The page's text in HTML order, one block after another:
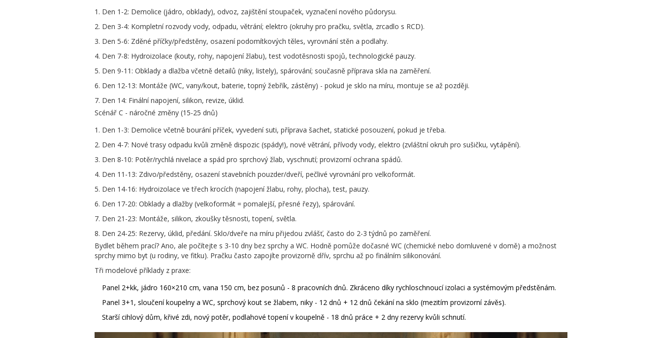
Den 1-2: Demolice (jádro, obklady), odvoz, zajištění stoupaček, vyznačení nového půdorysu.
Den 3-4: Kompletní rozvody vody, odpadu, větrání; elektro (okruhy pro pračku, světla, zrcadlo s RCD).
Den 5-6: Zděné příčky/předstěny, osazení podomítkových těles, vyrovnání stěn a podlahy.
Den 7-8: Hydroizolace (kouty, rohy, napojení žlabu), test vodotěsnosti spojů, technologické pauzy.
Den 9-11: Obklady a dlažba včetně detailů (niky, listely), spárování; současně příprava skla na zaměření.
Den 12-13: Montáže (WC, vany/kout, baterie, topný žebřík, zástěny) - pokud je sklo na míru, montuje se až později.
Den 14: Finální napojení, silikon, revize, úklid.
Scénář C - náročné změny (15-25 dnů)
Den 1-3: Demolice včetně bourání příček, vyvedení suti, příprava šachet, statické posouzení, pokud je třeba.
Den 4-7: Nové trasy odpadu kvůli změně dispozic (spády!), nové větrání, přívody vody, elektro (zvláštní okruh pro sušičku, vytápění).
Den 8-10: Potěr/rychlá nivelace a spád pro sprchový žlab, vyschnutí; provizorní ochrana spádů.
Den 11-13: Zdivo/předstěny, osazení stavebních pouzder/dveří, pečlivé vyrovnání pro velkoformát.
Den 14-16: Hydroizolace ve třech krocích (napojení žlabu, rohy, plocha), test, pauzy.
Den 17-20: Obklady a dlažby (velkoformát = pomalejší, přesné řezy), spárování.
Den 21-23: Montáže, silikon, zkoušky těsnosti, topení, světla.
Den 24-25: Rezervy, úklid, předání. Sklo/dveře na míru přijedou zvlášť, často do 2-3 týdnů po zaměření.
Bydlet během prací? Ano, ale počítejte s 3-10 dny bez sprchy a WC. Hodně pomůže dočasné WC (chemické nebo domluvené v domě) a možnost
sprchy mimo byt (u rodiny, ve fitku). Pračku často zapojíte provizorně dřív, sprchu až po finálním silikonování.
Tři modelové příklady z praxe:
Panel 2+kk, jádro 160×210 cm, vana 150 cm, bez posunů - 8 pracovních dnů. Zkráceno díky rychloschnoucí izolaci a systémovým předstěnám.
Panel 3+1, sloučení koupelny a WC, sprchový kout se žlabem, niky - 12 dnů + 12 dnů čekání na sklo (mezitím provizorní závěs).
Starší cihlový dům, křivé zdi, nový potěr, podlahové topení v koupelně - 18 dnů práce + 2 dny rezervy kvůli schnutí.